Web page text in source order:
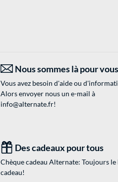
Nous sommes là pour
Vous avez besoin d'aide ou
Alors envoyer nous un e-mail à
info@alternate.fr!
Des cadeaux pour tous
Chèque cadeau Alternate: Toujours le
cadeau!